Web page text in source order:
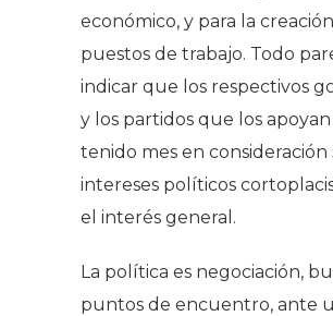
económico, y para la
puestos de trabajo. Todo
indicar que los respectivos
y los partidos que los
tenido mes en consideración
intereses políticos
el interés general.
La política es negociación,
puntos de encuentro, ante